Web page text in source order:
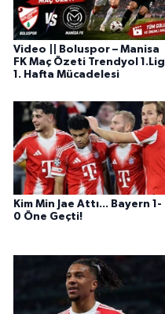
Video || Boluspor – Manisa
FK Maç Özeti Trendyol 1.Lig
1. Hafta Mücadelesi
Kim Min Jae Attı... Bayern 1-
0 Öne Geçti!